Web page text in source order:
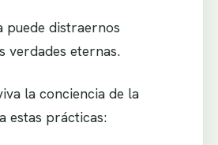
puede distraernos
verdades eternas.
la conciencia de la
estas prácticas: